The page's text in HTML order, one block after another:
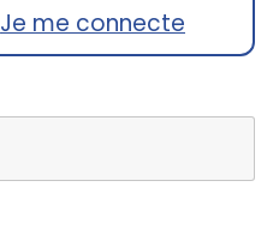
Je me connecte